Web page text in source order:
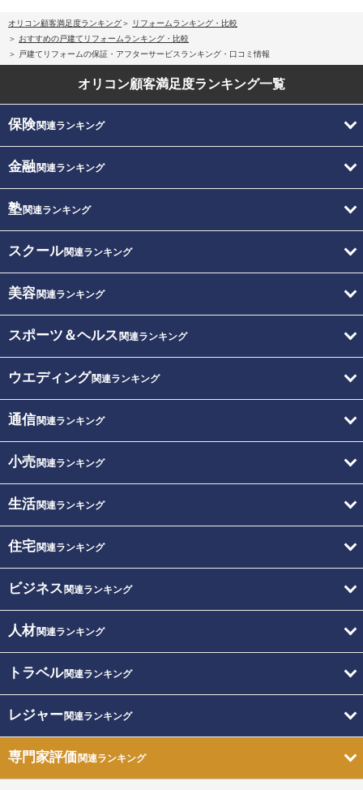
オリコン顧客満足度ランキング
リフォームランキング・比較
おすすめの戸建てリフォームランキング・比較
戸建てリフォームの保証・アフターサービスランキング・口コミ情報
オリコン顧客満足度ランキング一覧
保険関連ランキング
金融関連ランキング
塾関連ランキング
スクール関連ランキング
美容関連ランキング
スポーツ＆ヘルス 関連ランキング
ウエディング関連ランキング
通信関連ランキング
小売関連ランキング
生活関連ランキング
住宅関連ランキング
ビジネス 関連ランキング
人材関連ランキング
トラベル関連ランキング
レジャー関連ランキング
専門家評価関連ランキング